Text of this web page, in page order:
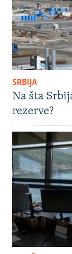
SRBIJA
Na šta
rezerve?